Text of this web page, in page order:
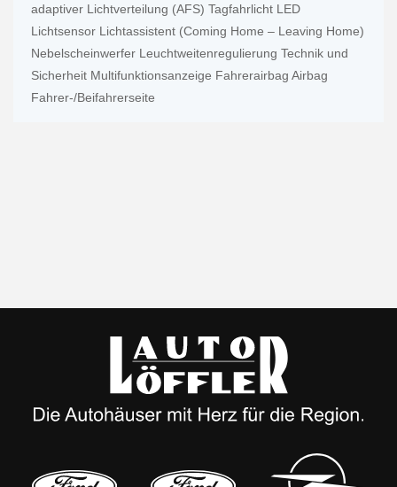
adaptiver Lichtverteilung (AFS) Tagfahrlicht LED
Lichtsensor Lichtassistent (Coming Home – Leaving Home)
Nebelscheinwerfer Leuchtweitenregulierung Technik und
Sicherheit Multifunktionsanzeige Fahrerairbag Airbag
Fahrer-/Beifahrerseite